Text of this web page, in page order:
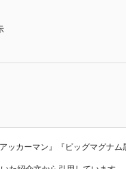
カーマン』『ビッグマグナム